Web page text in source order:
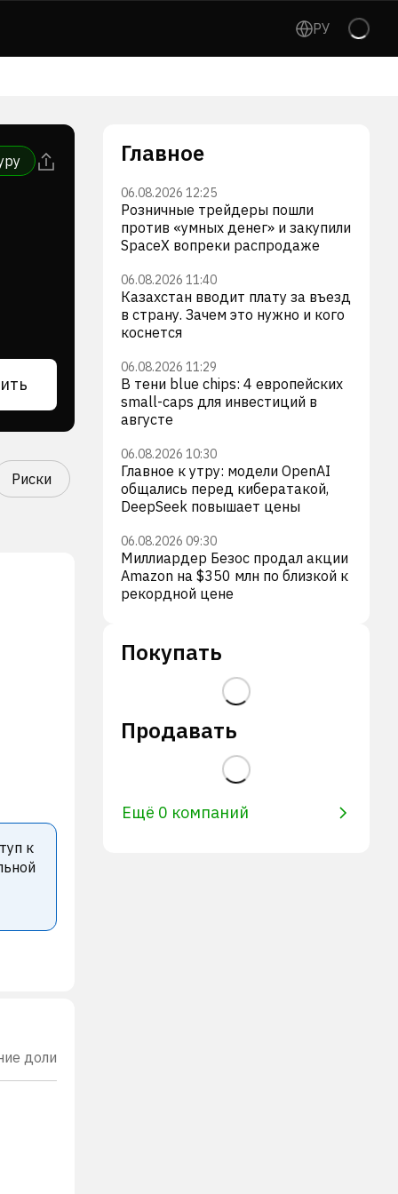
РУ
Риски
к
доли
Главное
06.08.2026 12:25
Розничные трейдеры пошли
против «умных денег» и закупили
SpaceX вопреки распродаже
06.08.2026 11:40
Казахстан вводит плату за въезд
в страну. Зачем это нужно и кого
коснется
06.08.2026 11:29
В тени blue chips: 4 европейских
small-caps для инвестиций в
августе
06.08.2026 10:30
Главное к утру: модели OpenAI
общались перед кибератакой,
DeepSeek повышает цены
06.08.2026 09:30
Миллиардер Безос продал акции
Amazon на $350 млн по близкой к
рекордной цене
Покупать
Продавать
Ещё 0 компаний